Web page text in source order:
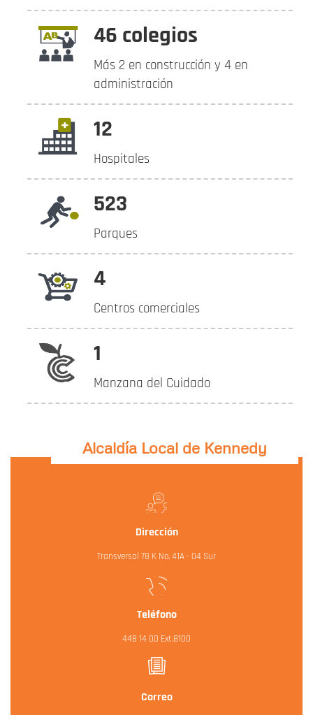
46 colegios
Más 2 en construcción y 4 en
administración
12
Hospitales
523
Parques
4
Centros comerciales
1
Manzana del Cuidado
Alcaldía Local de Kennedy
Dirección
Transversal 78 K No. 41A - 04 Sur
Teléfono
448 14 00 Ext.8100
Correo